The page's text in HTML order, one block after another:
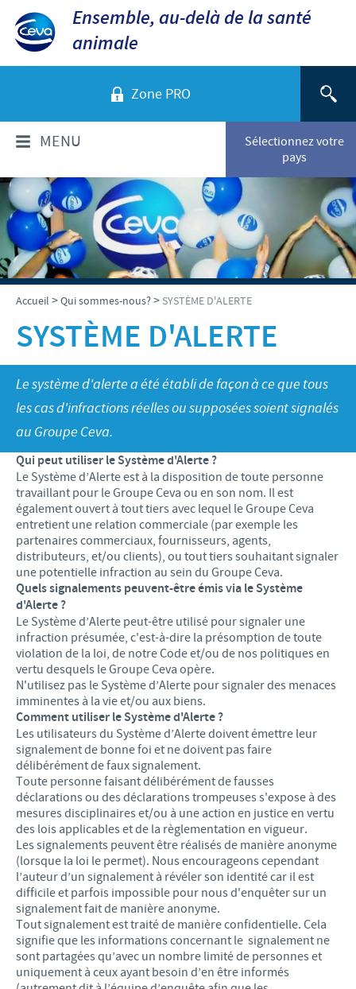
Ensemble, au-delà de la santé
animale
Zone PRO
Sélectionnez votre
pays
MENU
QUI SOMMES-NOUS?
Aperçu de la société
Ceva dans le monde
Ceva Santé Animale Tunisie
Production
Recherche et développement
Nos valeurs
Notre mission
Notre histoire
LE PROGRAMME ETHIQUE ET CONFORMITÉ DU
GROUPE CEVA
SYSTÈME D'ALERTE
PRODUITS
Volailles
Ovins - Caprins
Animaux de Compagnie
ACTUALITÉS ET MÉDIA
Ceva News
ACTUS
Nos vidéos
RESPONSABILITÉS
Importance de la responsabilité
Programmes de soutien internationaux
Partenariats scientifiques
Partenariats professionnels
Programmes terrain
OFFRES D'EMPLOI
Offre d’emploi
Nos principaux métiers
Processus de recrutement
Votre développement personnel
Espace étudiant
BLUE LINKS
Privilèges Blue links
S'inscrire
CONTACT
Accueil >Qui sommes-nous?> SYSTÈME D'ALERTE
SYSTÈME D'ALERTE
Le système d'alerte a été établi de façon à ce que tous
les cas d'infractions réelles ou supposées soient signalés
au Groupe Ceva.
Qui peut utiliser le Système d'Alerte ?
Le Système d’Alerte est à la disposition de toute personne
travaillant pour le Groupe Ceva ou en son nom. Il est
également ouvert à tout tiers avec lequel le Groupe Ceva
entretient une relation commerciale (par exemple les
partenaires commerciaux, fournisseurs, agents,
distributeurs, et/ou clients), ou tout tiers souhaitant signaler
une potentielle infraction au sein du Groupe Ceva.
Quels signalements peuvent-être émis via le Système
d'Alerte ?
Le Système d’Alerte peut-être utilisé pour signaler une
infraction présumée, c'est-à-dire la présomption de toute
violation de la loi, de notre Code et/ou de nos politiques en
vertu desquels le Groupe Ceva opère.
N'utilisez pas le Système d’Alerte pour signaler des menaces
imminentes à la vie et/ou aux biens.
Comment utiliser le Système d'Alerte ?
Les utilisateurs du Système d’Alerte doivent émettre leur
signalement de bonne foi et ne doivent pas faire
délibérément de faux signalement.
Toute personne faisant délibérément de fausses
déclarations ou des déclarations trompeuses s'expose à des
mesures disciplinaires et/ou à une action en justice en vertu
des lois applicables et de la règlementation en vigueur.
Les signalements peuvent être réalisés de manière anonyme
(lorsque la loi le permet). Nous encourageons cependant
l’auteur d’un signalement à révéler son identité car il est
difficile et parfois impossible pour nous d'enquêter sur un
signalement fait de manière anonyme.
Tout signalement est traité de manière confidentielle. Cela
signifie que les informations concernant le signalement ne
sont partagées qu’avec un nombre limité de personnes et
uniquement à ceux ayant besoin d’en être informés